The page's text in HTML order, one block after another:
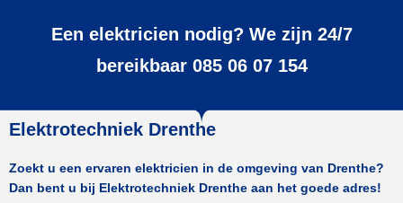
Een elektricien nodig? We zijn 24/7
bereikbaar 085 06 07 154
Elektrotechniek Drenthe
Zoekt u een ervaren elektricien in de omgeving van Drenthe?
Dan bent u bij Elektrotechniek Drenthe aan het goede adres!